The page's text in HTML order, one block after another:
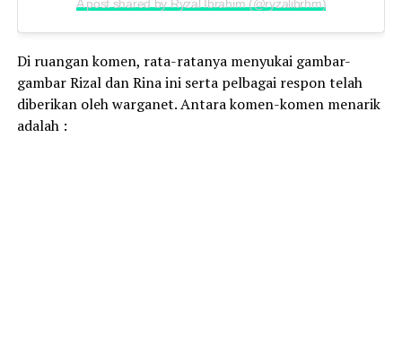
A post shared by Ryzal Ibrahim (@ryzalibrhm)
Di ruangan komen, rata-ratanya menyukai gambar-
gambar Rizal dan Rina ini serta pelbagai respon telah
diberikan oleh warganet. Antara komen-komen menarik
adalah :